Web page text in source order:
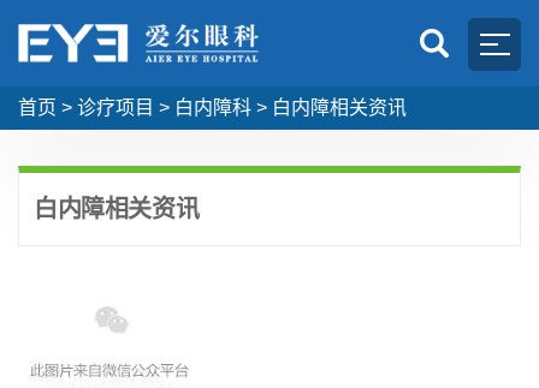
首页 > 诊疗项目 > 白内障科 > 白内障相关资讯
白内障相关资讯